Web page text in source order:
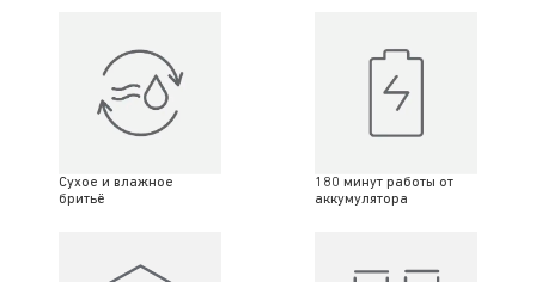
Сухое и влажное
бритьё
180 минут работы от
аккумулятора